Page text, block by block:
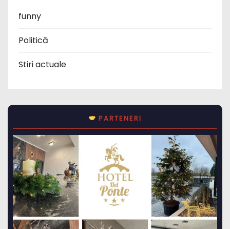
funny
Politică
Stiri actuale
PARTENERI